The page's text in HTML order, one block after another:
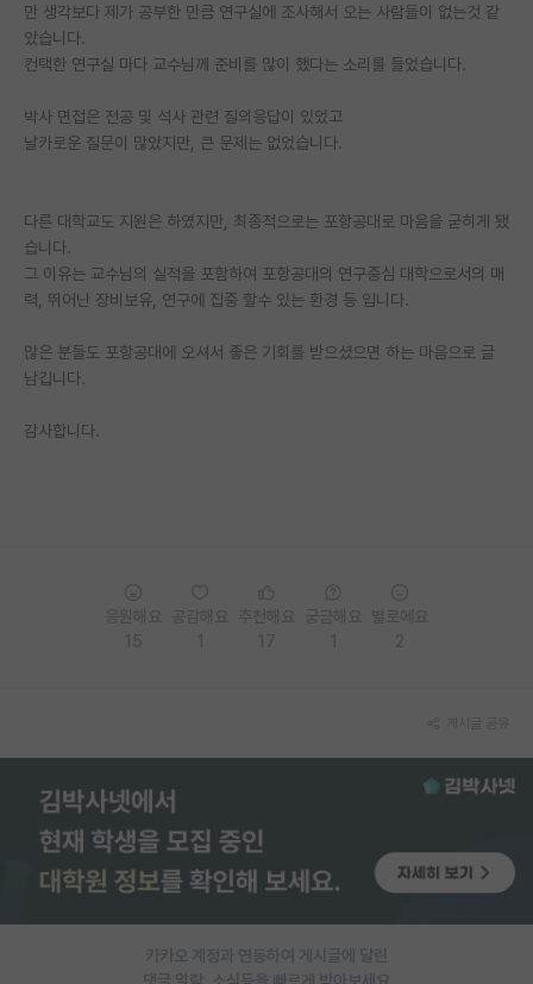
만 생각보다 제가 공부한 만큼 연구실에 조사해서 오는 사람들이 없는것 같
았습니다.
컨택한 연구실 마다 교수님께 준비를 많이 했다는 소리를 들었습니다.
박사 면접은 전공 및 석사 관련 질의응답이 있었고
날카로운 질문이 많았지만, 큰 문제는 없었습니다.
다른 대학교도 지원은 하였지만, 최종적으로는 포항공대로 마음을 굳히게 됐
습니다.
그 이유는 교수님의 실적을 포함하여 포항공대의 연구중심 대학으로서의 매
력, 뛰어난 장비보유, 연구에 집중 할수 있는 환경 등 입니다.
많은 분들도 포항공대에 오셔서 좋은 기회를 받으셨으면 하는 마음으로 글
남깁니다.
감사합니다.
카카오 계정과 연동하여 게시글에 달린
댓글 알람, 소식등을 빠르게 받아보세요